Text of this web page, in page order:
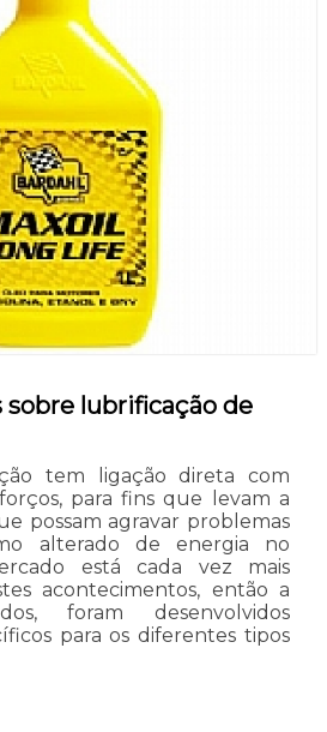
lubrificação de
tem ligação direta com
para fins que levam a
possam agravar problemas
alterado de energia no
está cada vez mais
acontecimentos, então a
foram desenvolvidos
para os diferentes tipos